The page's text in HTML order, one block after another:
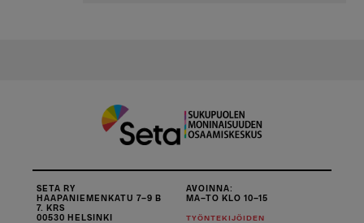
SETA RY
HAAPANIEMENKATU 7–9 B
7. KRS
00530 HELSINKI
AVOINNA:
MA–TO KLO 10–15
TYÖNTEKIJÖIDEN